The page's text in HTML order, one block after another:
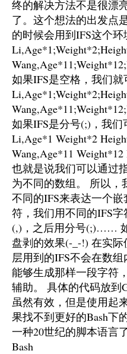
终的解决方法不是很漂
了。这个想法的出发点
的时候会用到IFS这个
如果IFS是空格，我们
如果IFS是分号(;)，我
Li,Age*1 Weight*2
Wang,Age*11
也就是说我们可以通过
为不同的数组。 所以，
不同的IFS来表达一个
符，我们用不同的IFS
(,)，之后用分号(;)……
盘剥的效果(-_-!) 在实
层用到的IFS不会在数
能够生成那样一段字符
辅助。 具体的代码放到
虽然有效，但是使用起
果找不到更好的Bash下
一种20世纪的脚本语言
Bash